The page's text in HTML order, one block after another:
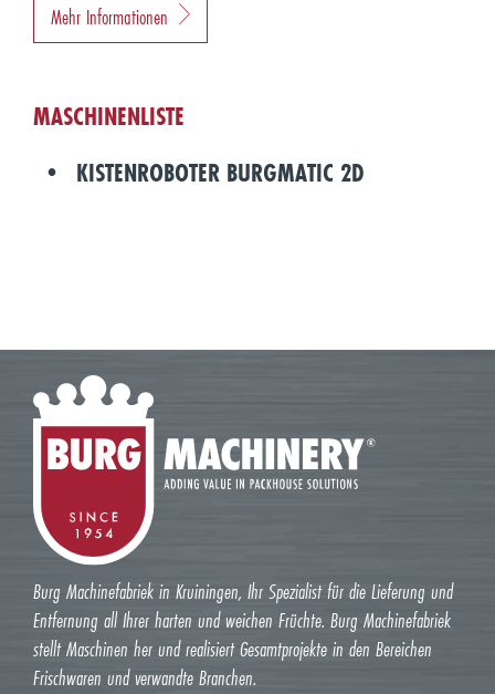
Mehr Informationen
MASCHINENLISTE
KISTENROBOTER BURGMATIC 2D
Burg Machinefabriek in Kruiningen, Ihr Spezialist für die Lieferung und
Entfernung all Ihrer harten und weichen Früchte. Burg Machinefabriek
stellt Maschinen her und realisiert Gesamtprojekte in den Bereichen
Frischwaren und verwandte Branchen.